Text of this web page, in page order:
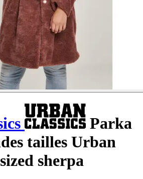
Parka
tailles Urban
sherpa